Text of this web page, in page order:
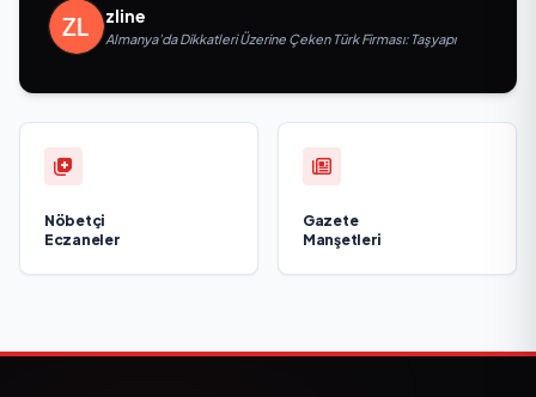
zline
Almanya’da Dikkatleri Üzerine Çeken Türk Firması: Taşyapı
Nöbetçi
Eczaneler
Gazete
Manşetleri